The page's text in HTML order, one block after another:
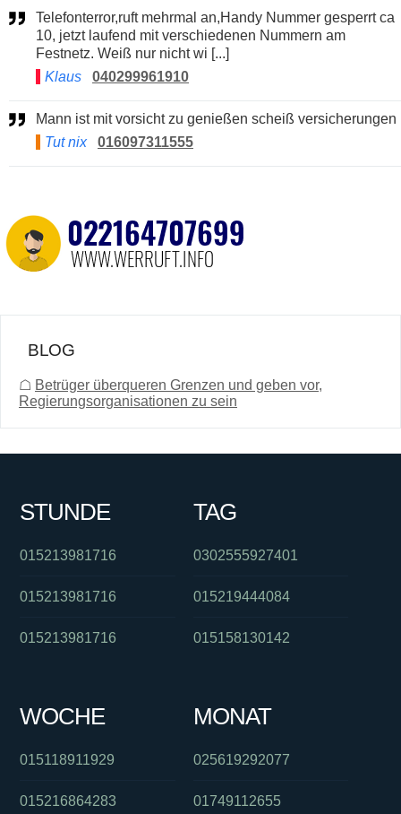
Telefonterror,ruft mehrmal an,Handy Nummer gesperrt ca
10, jetzt laufend mit verschiedenen Nummern am
Festnetz. Weiß nur nicht wi [...]
Klaus
040299961910
Mann ist mit vorsicht zu genießen scheiß versicherungen
Tut nix
016097311555
BLOG
☖ Betrüger überqueren Grenzen und geben vor,
Regierungsorganisationen zu sein
STUNDE
015213981716
015213981716
015213981716
TAG
0302555927401
015219444084
015158130142
WOCHE
015118911929
015216864283
MONAT
025619292077
01749112655